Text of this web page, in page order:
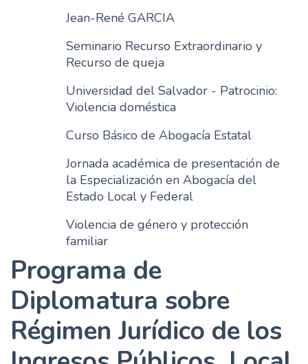
Jean-René GARCIA
Seminario Recurso Extraordinario y
Recurso de queja
Universidad del Salvador - Patrocinio:
Violencia doméstica
Curso Básico de Abogacía Estatal
Jornada académica de presentación de
la Especialización en Abogacía del
Estado Local y Federal
Violencia de género y protección
familiar
Programa de
Diplomatura sobre
Régimen Jurídico de los